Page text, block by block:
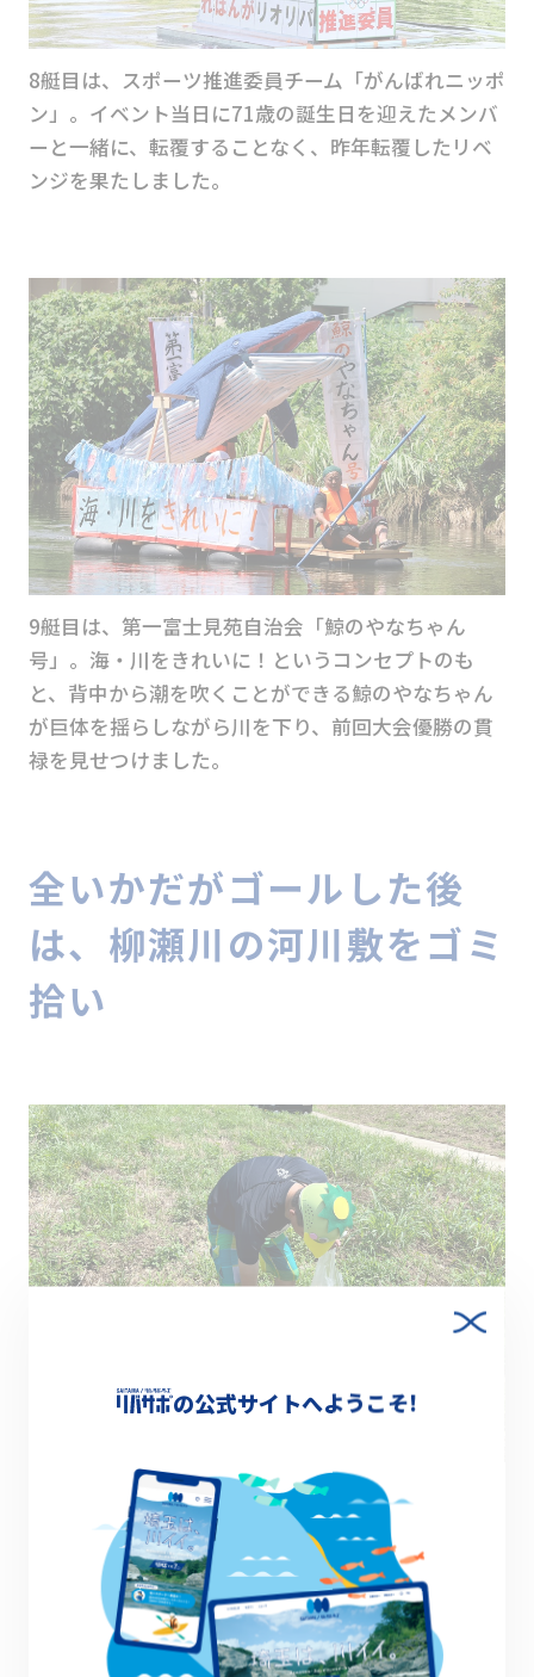
8艇目は、スポーツ推進委員チーム「がんばれニッポ
ン」。イベント当日に71歳の誕生日を迎えたメンバ
ーと一緒に、転覆することなく、昨年転覆したリベ
ンジを果たしました。
9艇目は、第一富士見苑自治会「鯨のやなちゃん
号」。海・川をきれいに！というコンセプトのも
と、背中から潮を吹くことができる鯨のやなちゃん
が巨体を揺らしながら川を下り、前回大会優勝の貫
禄を見せつけました。
全いかだがゴールした後
は、柳瀬川の河川敷をゴミ
拾い
全いかだがゴールした後は、参加者や観客、来
賓の皆さんで柳瀬川の河川敷一帯のゴミ拾いを
行いました。川との共生をいかだで、川の保全
の公式サイトへようこそ!